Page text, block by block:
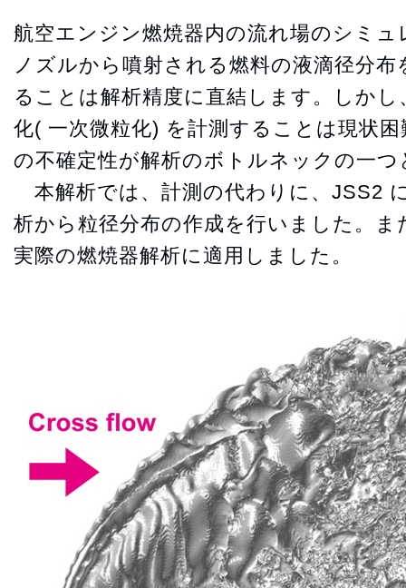
航空エンジン燃焼器内の流れ場のシミ
ノズルから噴射される燃料の液滴径分
ることは解析精度に直結します。しか
化( 一次微粒化) を計測することは現状
の不確定性が解析のボトルネックの一
本解析では、計測の代わりに、JSS2
析から粒径分布の作成を行いました。ま
実際の燃焼器解析に適用しました。